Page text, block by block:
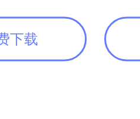
下载